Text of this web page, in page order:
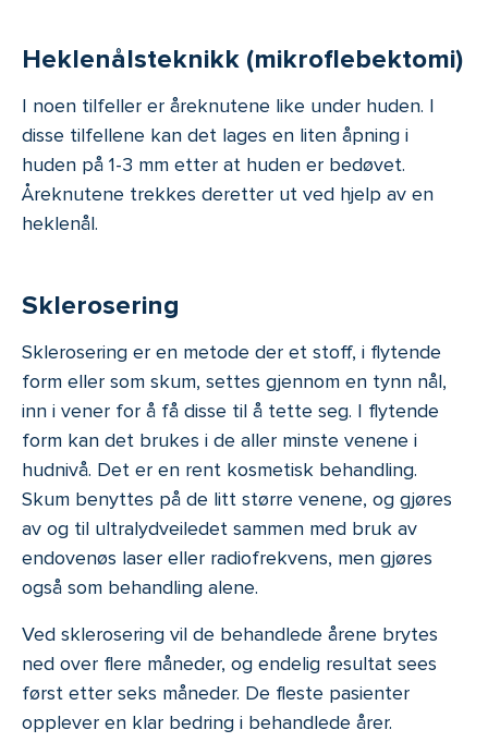
Heklenålsteknikk (mikroflebektomi)
I noen tilfeller er åreknutene like under huden. I
disse tilfellene kan det lages en liten åpning i
huden på 1-3 mm etter at huden er bedøvet.
Åreknutene trekkes deretter ut ved hjelp av en
heklenål.
Sklerosering
Sklerosering er en metode der et stoff, i flytende
form eller som skum, settes gjennom en tynn nål,
inn i vener for å få disse til å tette seg. I flytende
form kan det brukes i de aller minste venene i
hudnivå. Det er en rent kosmetisk behandling.
Skum benyttes på de litt større venene, og gjøres
av og til ultralydveiledet sammen med bruk av
endovenøs laser eller radiofrekvens, men gjøres
også som behandling alene.
Ved sklerosering vil de behandlede årene brytes
ned over flere måneder, og endelig resultat sees
først etter seks måneder. De fleste pasienter
opplever en klar bedring i behandlede årer.